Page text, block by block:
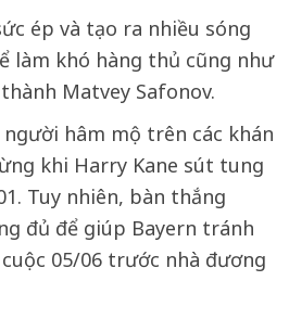
ép và tạo ra nhiều sóng
làm khó hàng thủ cũng như
Matvey Safonov.
hâm mộ trên các khán
khi Harry Kane sút tung
Tuy nhiên, bàn thắng
đủ để giúp Bayern tránh
05/06 trước nhà đương